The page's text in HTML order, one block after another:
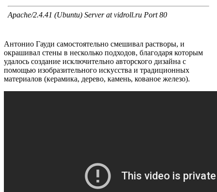
Антонио Гауди самостоятельно смешивал растворы, и
окрашивал стены в несколько подходов, благодаря которым
удалось создание исключительно авторского дизайна с
помощью изобразительного искусства и традиционных
материалов (керамика, дерево, камень, кованое железо).